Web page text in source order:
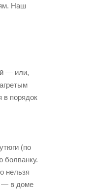
Наш
— или,
в порядок
(по
болванку.
нельзя
— в доме